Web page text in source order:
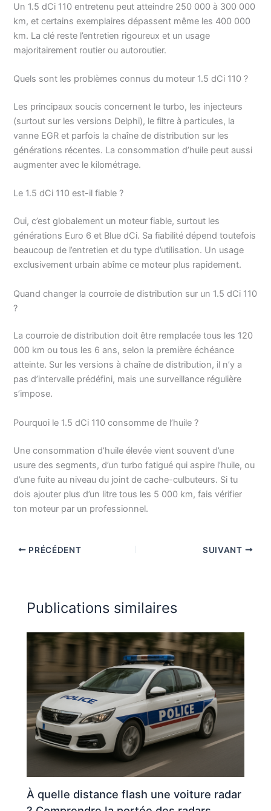
Un 1.5 dCi 110 entretenu peut atteindre 250 000 à 300 000
km, et certains exemplaires dépassent même les 400 000
km. La clé reste l’entretien rigoureux et un usage
majoritairement routier ou autoroutier.
Quels sont les problèmes connus du moteur 1.5 dCi 110 ?
Les principaux soucis concernent le turbo, les injecteurs
(surtout sur les versions Delphi), le filtre à particules, la
vanne EGR et parfois la chaîne de distribution sur les
générations récentes. La consommation d’huile peut aussi
augmenter avec le kilométrage.
Le 1.5 dCi 110 est-il fiable ?
Oui, c’est globalement un moteur fiable, surtout les
générations Euro 6 et Blue dCi. Sa fiabilité dépend toutefois
beaucoup de l’entretien et du type d’utilisation. Un usage
exclusivement urbain abîme ce moteur plus rapidement.
Quand changer la courroie de distribution sur un 1.5 dCi 110
?
La courroie de distribution doit être remplacée tous les 120
000 km ou tous les 6 ans, selon la première échéance
atteinte. Sur les versions à chaîne de distribution, il n’y a
pas d’intervalle prédéfini, mais une surveillance régulière
s’impose.
Pourquoi le 1.5 dCi 110 consomme de l’huile ?
Une consommation d’huile élevée vient souvent d’une
usure des segments, d’un turbo fatigué qui aspire l’huile, ou
d’une fuite au niveau du joint de cache-culbuteurs. Si tu
dois ajouter plus d’un litre tous les 5 000 km, fais vérifier
ton moteur par un professionnel.
PRÉCÉDENT SUIVANT
Publications similaires
À quelle distance flash une voiture radar